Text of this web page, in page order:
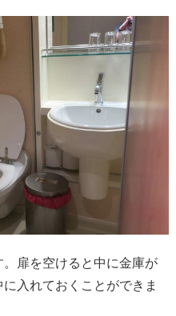
扉を空けると中に金庫が
入れておくことができま